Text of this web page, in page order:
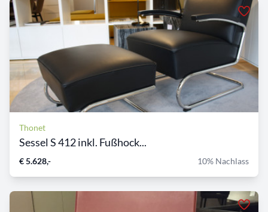
Thonet
Sessel S 412 inkl. Fußhock...
€ 5.628,- 10% Nachlass